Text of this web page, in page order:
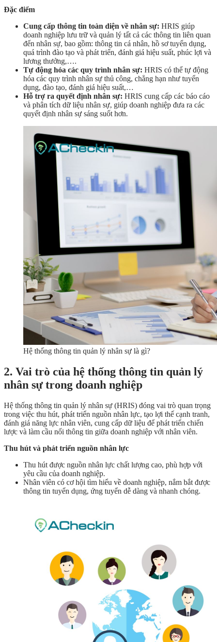
Đặc điểm
Cung cấp thông tin toàn diện về nhân sự: HRIS giúp
doanh nghiệp lưu trữ và quản lý tất cả các thông tin liên quan
đến nhân sự, bao gồm: thông tin cá nhân, hồ sơ tuyển dụng,
quá trình đào tạo và phát triển, đánh giá hiệu suất, phúc lợi và
lương thưởng,….
Tự động hóa các quy trình nhân sự: HRIS có thể tự động
hóa các quy trình nhân sự thủ công, chẳng hạn như tuyển
dụng, đào tạo, đánh giá hiệu suất,…
Hỗ trợ ra quyết định nhân sự: HRIS cung cấp các báo cáo
và phân tích dữ liệu nhân sự, giúp doanh nghiệp đưa ra các
quyết định nhân sự sáng suốt hơn.
Hệ thống thông tin quản lý nhân sự là gì?
2. Vai trò của hệ thống thông tin quản lý
nhân sự trong doanh nghiệp
Hệ thống thông tin quản lý nhân sự (HRIS) đóng vai trò quan trọng
trong việc thu hút, phát triển nguồn nhân lực, tạo lợi thế cạnh tranh,
đánh giá năng lực nhân viên, cung cấp dữ liệu để phát triển chiến
lược và làm cầu nối thông tin giữa doanh nghiệp với nhân viên.
Thu hút và phát triển nguồn nhân lực
Thu hút được nguồn nhân lực chất lượng cao, phù hợp với
yêu cầu của doanh nghiệp.
Nhân viên có cơ hội tìm hiểu về doanh nghiệp, nắm bắt được
thông tin tuyển dụng, ứng tuyển dễ dàng và nhanh chóng.